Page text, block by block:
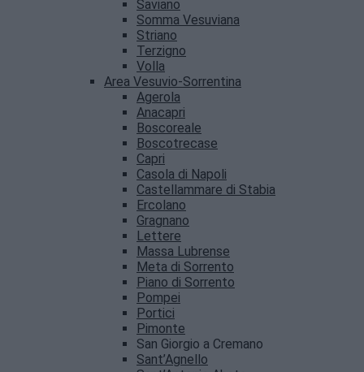
Saviano
Somma Vesuviana
Striano
Terzigno
Volla
Area Vesuvio-Sorrentina
Agerola
Anacapri
Boscoreale
Boscotrecase
Capri
Casola di Napoli
Castellammare di Stabia
Ercolano
Gragnano
Lettere
Massa Lubrense
Meta di Sorrento
Piano di Sorrento
Pompei
Portici
Pimonte
San Giorgio a Cremano
Sant’Agnello